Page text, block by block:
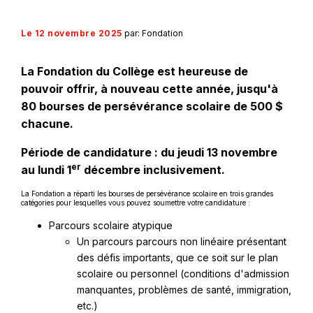
Le 12 novembre 2025 par: Fondation
La Fondation du Collège est heureuse de
pouvoir offrir, à nouveau cette année, jusqu'à
80 bourses de persévérance scolaire de 500 $
chacune.
Période de candidature : du jeudi 13 novembre
au lundi 1er décembre inclusivement.
La Fondation a réparti les bourses de persévérance scolaire en trois grandes
catégories pour lesquelles vous pouvez soumettre votre candidature :
Parcours scolaire atypique
Un parcours parcours non linéaire présentant
des défis importants, que ce soit sur le plan
scolaire ou personnel (conditions d'admission
manquantes, problèmes de santé, immigration,
etc.)